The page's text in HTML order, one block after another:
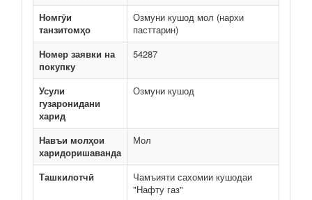
Номгӯи
танзитомҳо
Озмуни кушод мол (нархи
пасттарин)
Номер заявки на
покупку
54287
Усули
гузаронидани
харид
Озмуни кушод
Навъи молҳои
харидоришаванда
Мол
Ташкилотчӣ
Чамъияти сахомии кушодаи
"Нафту газ"